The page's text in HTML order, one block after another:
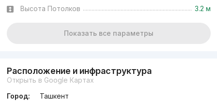
Высота Потолков
3.2 м
Показать все параметры
Расположение и инфраструктура
Открыть в Google Картах
Город:
Ташкент